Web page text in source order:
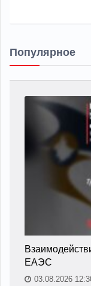
Популярное
ЕАЭС
03.08.2026